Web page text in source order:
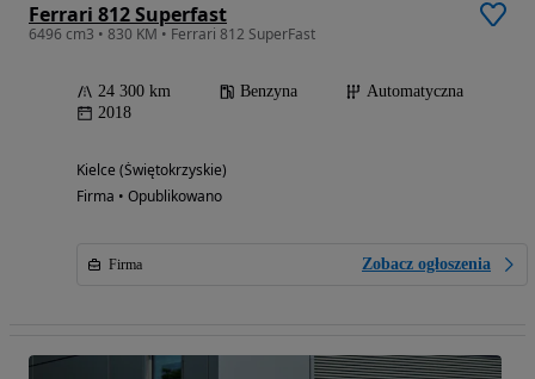
Ferrari 812 Superfast
6496 cm3 • 830 KM • Ferrari 812 SuperFast
24 300 km Benzyna
Automatyczna
2018
Kielce (Świętokrzyskie)
Firma • Opublikowano
Firma Zobacz ogłoszenia